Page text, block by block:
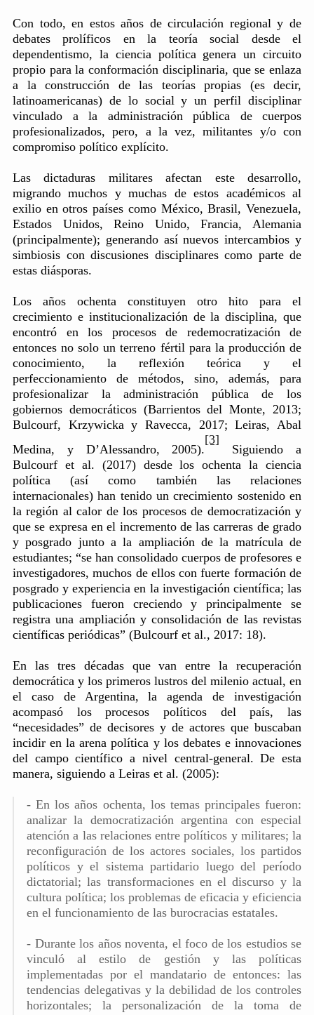
Con todo, en estos años de circulación regional y de
debates prolíficos en la teoría social desde el
dependentismo, la ciencia política genera un circuito
propio para la conformación disciplinaria, que se enlaza
a la construcción de las teorías propias (es decir,
latinoamericanas) de lo social y un perfil disciplinar
vinculado a la administración pública de cuerpos
profesionalizados, pero, a la vez, militantes y/o con
compromiso político explícito.
Las dictaduras militares afectan este desarrollo,
migrando muchos y muchas de estos académicos al
exilio en otros países como México, Brasil, Venezuela,
Estados Unidos, Reino Unido, Francia, Alemania
(principalmente); generando así nuevos intercambios y
simbiosis con discusiones disciplinares como parte de
estas diásporas.
Los años ochenta constituyen otro hito para el
crecimiento e institucionalización de la disciplina, que
encontró en los procesos de redemocratización de
entonces no solo un terreno fértil para la producción de
conocimiento, la reflexión teórica y el
perfeccionamiento de métodos, sino, además, para
profesionalizar la administración pública de los
gobiernos democráticos (Barrientos del Monte, 2013;
Bulcourf, Krzywicka y Ravecca, 2017; Leiras, Abal
Medina, y D’Alessandro, 2005).
[3]
Siguiendo a
Bulcourf et al. (2017) desde los ochenta la ciencia
política (así como también las relaciones
internacionales) han tenido un crecimiento sostenido en
la región al calor de los procesos de democratización y
que se expresa en el incremento de las carreras de grado
y posgrado junto a la ampliación de la matrícula de
estudiantes; “se han consolidado cuerpos de profesores e
investigadores, muchos de ellos con fuerte formación de
posgrado y experiencia en la investigación científica; las
publicaciones fueron creciendo y principalmente se
registra una ampliación y consolidación de las revistas
científicas periódicas” (Bulcourf et al., 2017: 18).
En las tres décadas que van entre la recuperación
democrática y los primeros lustros del milenio actual, en
el caso de Argentina, la agenda de investigación
acompasó los procesos políticos del país, las
“necesidades” de decisores y de actores que buscaban
incidir en la arena política y los debates e innovaciones
del campo científico a nivel central-general. De esta
manera, siguiendo a Leiras et al. (2005):
- En los años ochenta, los temas principales fueron:
analizar la democratización argentina con especial
atención a las relaciones entre políticos y militares; la
reconfiguración de los actores sociales, los partidos
políticos y el sistema partidario luego del período
dictatorial; las transformaciones en el discurso y la
cultura política; los problemas de eficacia y eficiencia
en el funcionamiento de las burocracias estatales.
- Durante los años noventa, el foco de los estudios se
vinculó al estilo de gestión y las políticas
implementadas por el mandatario de entonces: las
tendencias delegativas y la debilidad de los controles
horizontales; la personalización de la toma de